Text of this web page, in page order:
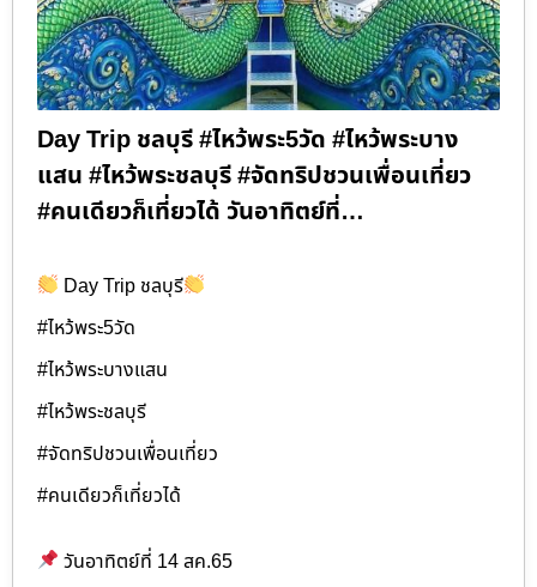
Day Trip ชลบุรี #ไหว้พระ5วัด #ไหว้พระบาง
แสน #ไหว้พระชลบุรี #จัดทริปชวนเพื่อนเที่ยว
#คนเดียวก็เที่ยวได้ วันอาทิตย์ที่…
Day Trip ชลบุรี
#ไหว้พระ5วัด
#ไหว้พระบางแสน
#ไหว้พระชลบุรี
#จัดทริปชวนเพื่อนเที่ยว
#คนเดียวก็เที่ยวได้
วันอาทิตย์ที่ 14 สค.65